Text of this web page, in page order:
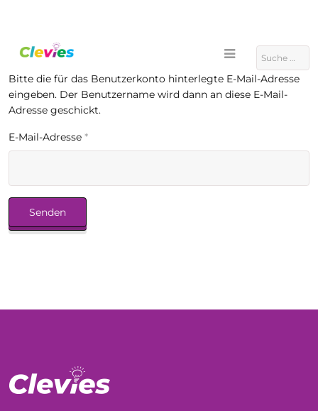
Suchen
Bitte die für das Benutzerkonto hinterlegte E-Mail-Adresse
eingeben. Der Benutzername wird dann an diese E-Mail-
Adresse geschickt.
E-Mail-Adresse *
Senden